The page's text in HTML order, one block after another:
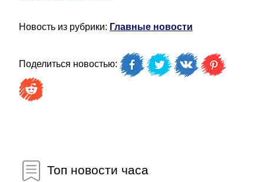
Новость из рубрики: Главные новости
Поделиться новостью:
Топ новости часа